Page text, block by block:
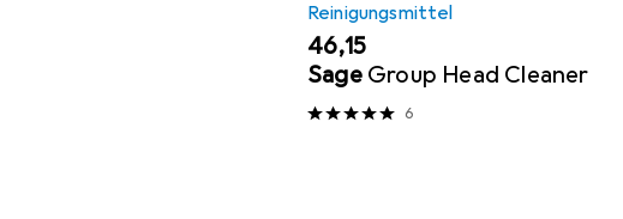
Reinigungsmittel
EUR
46,15
Sage Group Head Cleaner
6